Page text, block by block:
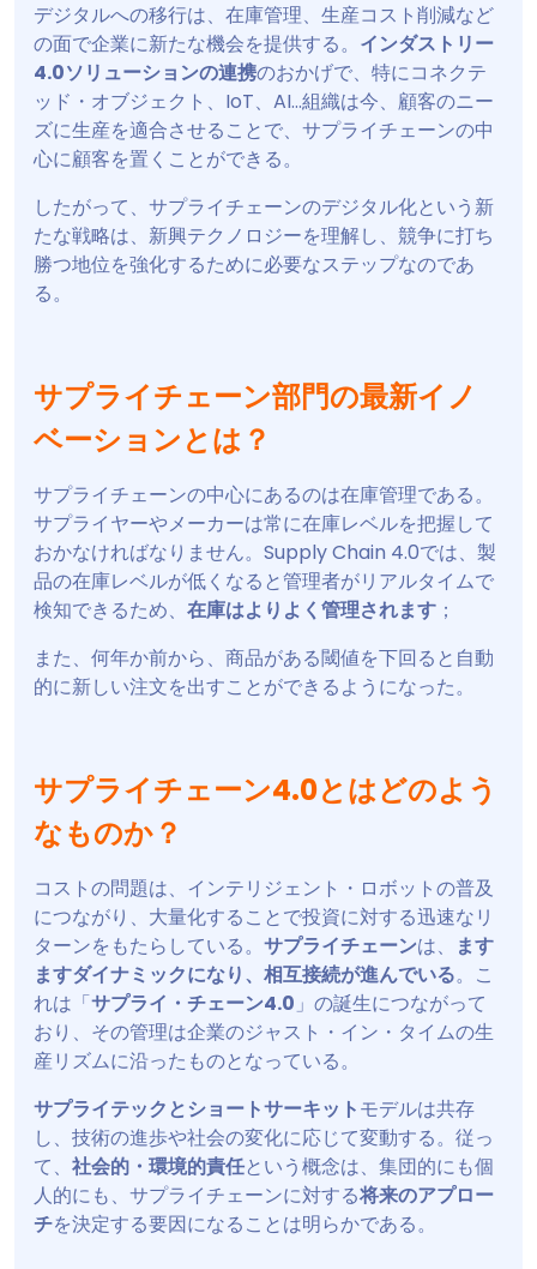
デジタルへの移行は、在庫管理、生産コスト削減など
の面で企業に新たな機会を提供する。 インダストリー
4.0ソリューションの連携のおかげで、特にコネクテ
ッド・オブジェクト、IoT、AI...組織は今、顧客のニー
ズに生産を適合させることで、サプライチェーンの中
心に顧客を置くことができる。
したがって、サプライチェーンのデジタル化という新
たな戦略は、新興テクノロジーを理解し、競争に打ち
勝つ地位を強化するために必要なステップなのであ
る。
サプライチェーン部門の最新イノ
ベーションとは？
サプライチェーンの中心にあるのは在庫管理である。
サプライヤーやメーカーは常に在庫レベルを把握して
おかなければなりません。Supply Chain 4.0では、製
品の在庫レベルが低くなると管理者がリアルタイムで
検知できるため、 在庫はよりよく管理されます ；
また、何年か前から、商品がある閾値を下回ると自動
的に新しい注文を出すことができるようになった。
サプライチェーン4.0とはどのよう
なものか？
コストの問題は、インテリジェント・ロボットの普及
につながり、大量化することで投資に対する迅速なリ
ターンをもたらしている。 サプライチェーンは、
ます
ますダイナミックになり、相互接続が進んでいる。こ
れは「サプライ・チェーン4.0 」の誕生につながって
おり、その管理は企業のジャスト・イン・タイムの生
産リズムに沿ったものとなっている。
サプライテックとショートサーキットモデルは共存
し、技術の進歩や社会の変化に応じて変動する。従っ
て、 社会的・環境的責任という概念は、集団的にも個
人的にも、サプライチェーンに対する将来のアプロー
チを決定する要因になることは明らかである。